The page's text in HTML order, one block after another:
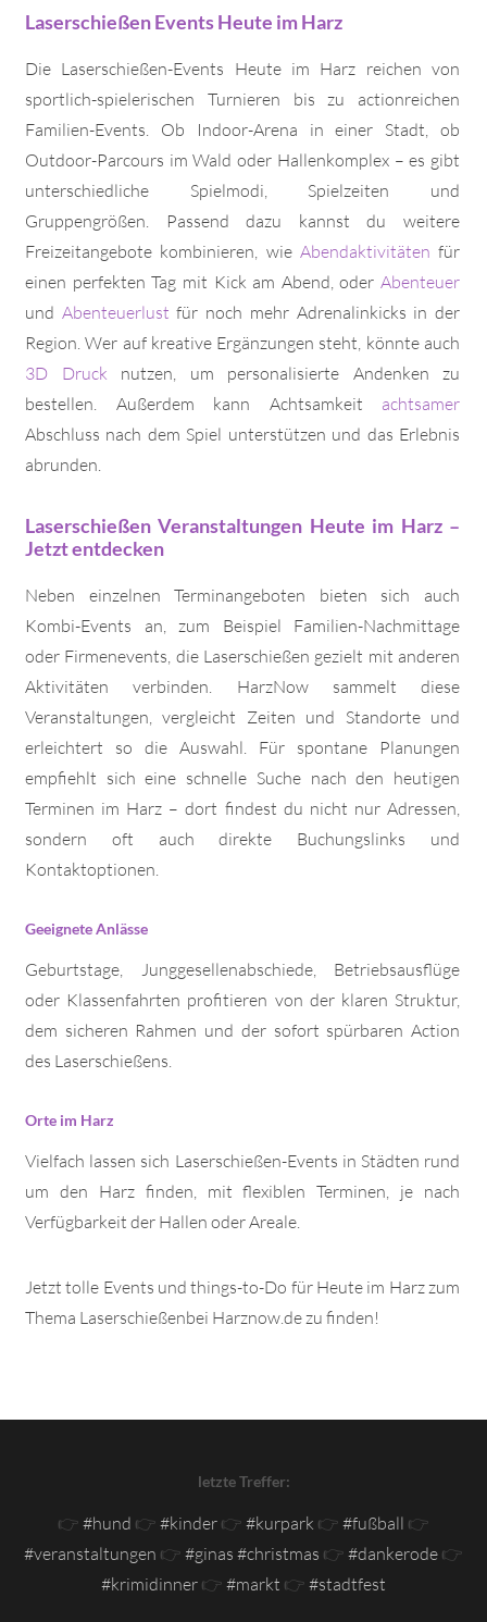
Laserschießen Events Heute im Harz
Die Laserschießen-Events Heute im Harz reichen von
sportlich-spielerischen Turnieren bis zu actionreichen
Familien-Events. Ob Indoor-Arena in einer Stadt, ob
Outdoor-Parcours im Wald oder Hallenkomplex – es gibt
unterschiedliche Spielmodi, Spielzeiten und
Gruppengrößen. Passend dazu kannst du weitere
Freizeitangebote kombinieren, wie Abendaktivitäten für
einen perfekten Tag mit Kick am Abend, oder Abenteuer
und Abenteuerlust für noch mehr Adrenalinkicks in der
Region. Wer auf kreative Ergänzungen steht, könnte auch
3D Druck nutzen, um personalisierte Andenken zu
bestellen. Außerdem kann Achtsamkeit achtsamer
Abschluss nach dem Spiel unterstützen und das Erlebnis
abrunden.
Laserschießen Veranstaltungen Heute im Harz –
Jetzt entdecken
Neben einzelnen Terminangeboten bieten sich auch
Kombi-Events an, zum Beispiel Familien-Nachmittage
oder Firmenevents, die Laserschießen gezielt mit anderen
Aktivitäten verbinden. HarzNow sammelt diese
Veranstaltungen, vergleicht Zeiten und Standorte und
erleichtert so die Auswahl. Für spontane Planungen
empfiehlt sich eine schnelle Suche nach den heutigen
Terminen im Harz – dort findest du nicht nur Adressen,
sondern oft auch direkte Buchungslinks und
Kontaktoptionen.
Geeignete Anlässe
Geburtstage, Junggesellenabschiede, Betriebsausflüge
oder Klassenfahrten profitieren von der klaren Struktur,
dem sicheren Rahmen und der sofort spürbaren Action
des Laserschießens.
Orte im Harz
Vielfach lassen sich Laserschießen-Events in Städten rund
um den Harz finden, mit flexiblen Terminen, je nach
Verfügbarkeit der Hallen oder Areale.
Jetzt tolle Events und things-to-Do für Heute im Harz zum
Thema Laserschießenbei Harznow.de zu finden!
letzte Treffer:
👉 #hund 👉 #kinder 👉 #kurpark 👉 #fußball 👉
#veranstaltungen 👉 #ginas #christmas 👉 #dankerode 👉
#krimidinner 👉 #markt 👉 #stadtfest